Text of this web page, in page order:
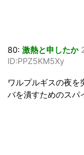
80: 激熱と申したか
ID:PPZ5KM5Xy
ワルプルギスの夜を
バを潰すためのスパ